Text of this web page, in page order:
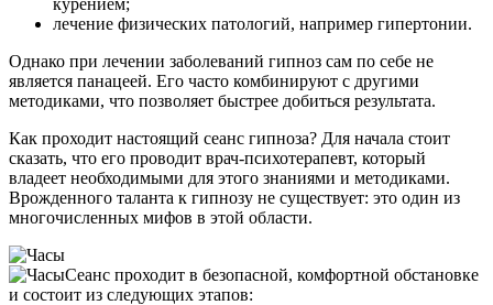
лечение физических патологий, например гипертонии.
Однако при лечении заболеваний гипноз сам по себе не
является панацеей. Его часто комбинируют с другими
методиками, что позволяет быстрее добиться результата.
Как проходит настоящий сеанс гипноза? Для начала стоит
сказать, что его проводит врач-психотерапевт, который
владеет необходимыми для этого знаниями и методиками.
Врожденного таланта к гипнозу не существует: это один из
многочисленных мифов в этой области.
Сеанс проходит в безопасной, комфортной обстановке
и состоит из следующих этапов: